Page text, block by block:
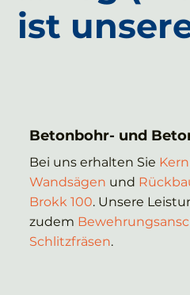
ist
Betonbohr- und
Bei uns erhalten Sie
Wandsägen und
Brokk 100. Unsere
zudem
Schlitzfräsen.